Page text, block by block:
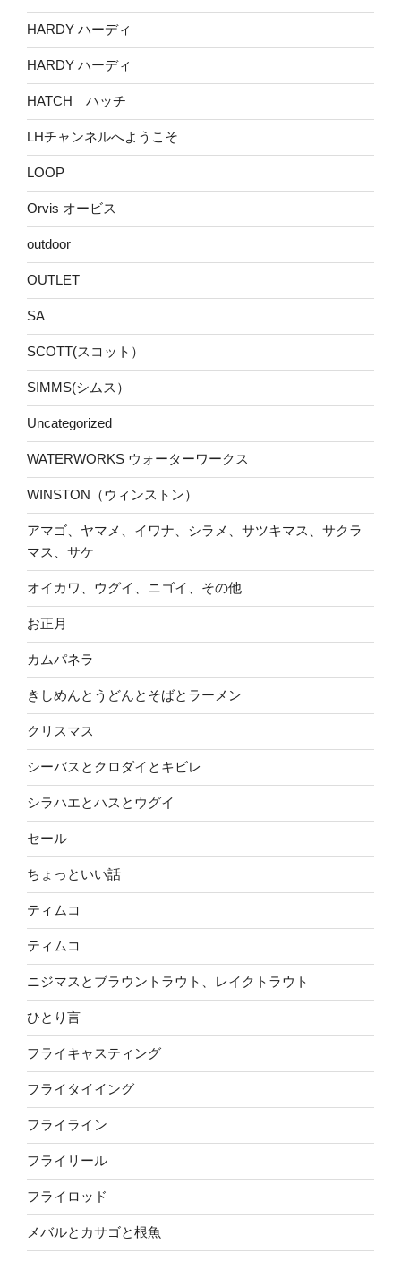
HARDY ハーディ
HARDY ハーディ
HATCH ハッチ
LHチャンネルへようこそ
LOOP
Orvis オービス
outdoor
OUTLET
SA
SCOTT(スコット）
SIMMS(シムス）
Uncategorized
WATERWORKS ウォーターワークス
WINSTON（ウィンストン）
アマゴ、ヤマメ、イワナ、シラメ、サツキマス、サクラ
マス、サケ
オイカワ、ウグイ、ニゴイ、その他
お正月
カムパネラ
きしめんとうどんとそばとラーメン
クリスマス
シーバスとクロダイとキビレ
シラハエとハスとウグイ
セール
ちょっといい話
ティムコ
ティムコ
ニジマスとブラウントラウト、レイクトラウト
ひとり言
フライキャスティング
フライタイイング
フライライン
フライリール
フライロッド
メバルとカサゴと根魚